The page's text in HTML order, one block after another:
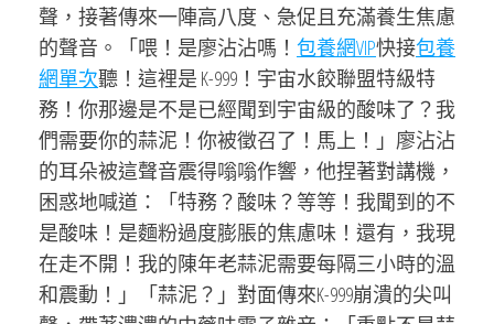
聲，接著傳來一陣高八度、急促且充滿養生焦慮
的聲音。「喂！是廖沾沾嗎！ 包養網VIP快接包養
網單次聽！這裡是 K-999！宇宙水餃聯盟特級特
務！你那邊是不是已經聞到宇宙級的酸味了？我
們需要你的蒜泥！你被徵召了！馬上！」廖沾沾
的耳朵被這聲音震得嗡嗡作響，他捏著對講機，
困惑地喊道：「特務？酸味？等等！我聞到的不
是酸味！是麵粉過度膨脹的焦慮味！還有，我現
在走不開！我的陳年老蒜泥需要每隔三小時的溫
和震動！」「蒜泥？」對面傳來K-999崩潰的尖叫